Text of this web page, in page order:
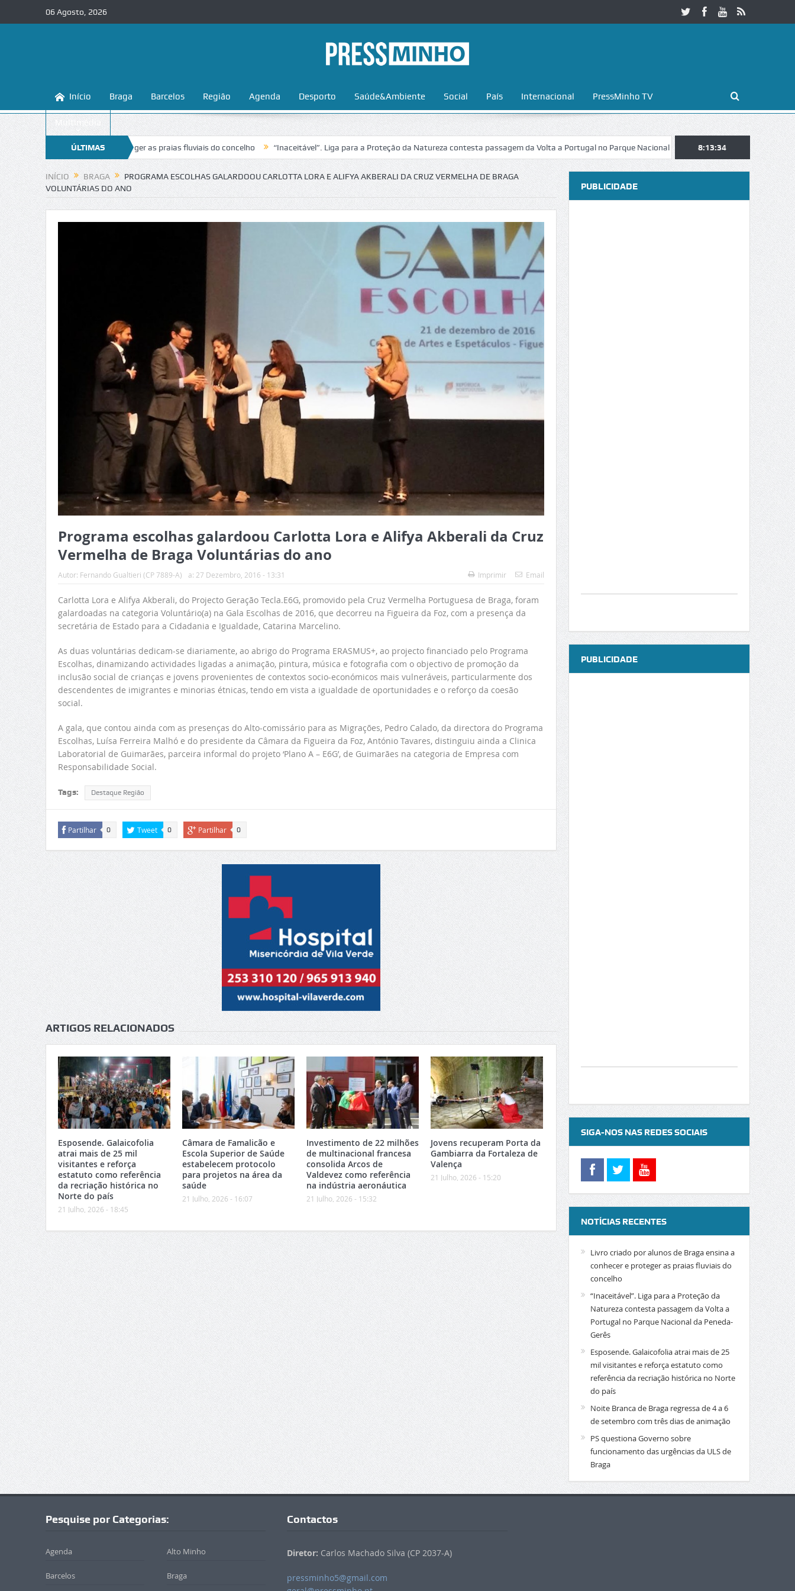
06 Agosto, 2026
Início Braga Barcelos Região Agenda Desporto Saúde&Ambiente Social País Internacional PressMinho TV
Multimédia
ÚLTIMAS
NOTÍCIAS
a conhecer e proteger as praias fluviais do concelho “Inaceitável”. Liga para a Proteção da Natureza contesta passagem da Volta a Portugal no Parque Nacional da Peneda-Gerês Esposende.
8:13:35
INÍCIO BRAGA
PROGRAMA ESCOLHAS GALARDOOU CARLOTTA LORA E ALIFYA AKBERALI DA CRUZ VERMELHA DE BRAGA
VOLUNTÁRIAS DO ANO
Programa escolhas galardoou Carlotta Lora e Alifya Akberali da Cruz
Vermelha de Braga Voluntárias do ano
Autor: Fernando Gualtieri (CP 7889-A) a: 27 Dezembro, 2016 - 13:31 Imprimir Email
Carlotta Lora e Alifya Akberali, do Projecto Geração Tecla.E6G, promovido pela Cruz Vermelha Portuguesa de Braga, foram
galardoadas na categoria Voluntário(a) na Gala Escolhas de 2016, que decorreu na Figueira da Foz, com a presença da
secretária de Estado para a Cidadania e Igualdade, Catarina Marcelino.
As duas voluntárias dedicam-se diariamente, ao abrigo do Programa ERASMUS+, ao projecto financiado pelo Programa
Escolhas, dinamizando actividades ligadas a animação, pintura, música e fotografia com o objectivo de promoção da
inclusão social de crianças e jovens provenientes de contextos socio-económicos mais vulneráveis, particularmente dos
descendentes de imigrantes e minorias étnicas, tendo em vista a igualdade de oportunidades e o reforço da coesão
social.
A gala, que contou ainda com as presenças do Alto-comissário para as Migrações, Pedro Calado, da directora do Programa
Escolhas, Luísa Ferreira Malhó e do presidente da Câmara da Figueira da Foz, António Tavares, distinguiu ainda a Clinica
Laboratorial de Guimarães, parceira informal do projeto ‘Plano A – E6G’, de Guimarães na categoria de Empresa com
Responsabilidade Social.
Tags: Destaque Região
Partilhar 0 Tweet 0 Partilhar 0
ARTIGOS RELACIONADOS
Esposende. Galaicofolia
atrai mais de 25 mil
visitantes e reforça
estatuto como referência
da recriação histórica no
Norte do país
21 Julho, 2026 - 18:45
Câmara de Famalicão e
Escola Superior de Saúde
estabelecem protocolo
para projetos na área da
saúde
21 Julho, 2026 - 16:07
Investimento de 22 milhões
de multinacional francesa
consolida Arcos de
Valdevez como referência
na indústria aeronáutica
21 Julho, 2026 - 15:32
Jovens recuperam Porta da
Gambiarra da Fortaleza de
Valença
21 Julho, 2026 - 15:20
PUBLICIDADE
PUBLICIDADE
SIGA-NOS NAS REDES SOCIAIS
NOTÍCIAS RECENTES
Livro criado por alunos de Braga ensina a
conhecer e proteger as praias fluviais do
concelho
“Inaceitável”. Liga para a Proteção da
Natureza contesta passagem da Volta a
Portugal no Parque Nacional da Peneda-
Gerês
Esposende. Galaicofolia atrai mais de 25
mil visitantes e reforça estatuto como
referência da recriação histórica no Norte
do país
Noite Branca de Braga regressa de 4 a 6
de setembro com três dias de animação
PS questiona Governo sobre
funcionamento das urgências da ULS de
Braga
Pesquise por Categorias:
Agenda Alto Minho
Barcelos Braga
Contactos
Diretor: Carlos Machado Silva (CP 2037-A)
pressminho5@gmail.com